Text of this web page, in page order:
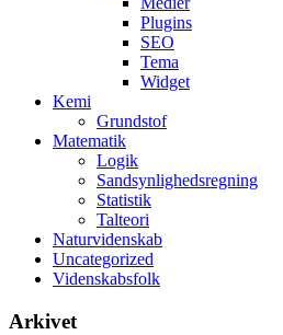
Plugins
SEO
Tema
Widget
Kemi
Grundstof
Matematik
Logik
Sandsynlighedsregning
Statistik
Talteori
Naturvidenskab
Uncategorized
Videnskabsfolk
Arkivet